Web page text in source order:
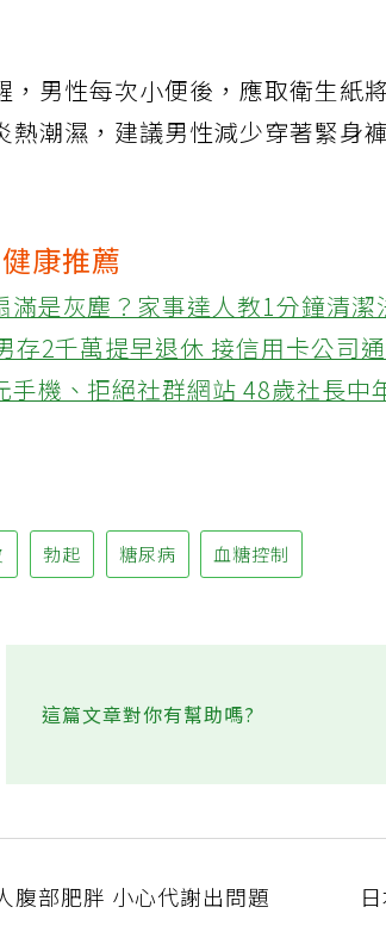
，男性每次小便後，應取衛生紙
熱潮濕，建議男性減少穿著緊身
康推薦
是灰塵？家事達人教1分鐘清
2千萬提早退休 接信用卡公司
機、拒絕社群網站 48歲社長中
勃起 糖尿病 血糖控制
腹部肥胖 小心代謝出問題